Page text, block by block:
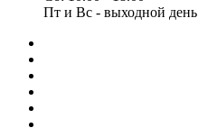
Пт и Вс - выходной день